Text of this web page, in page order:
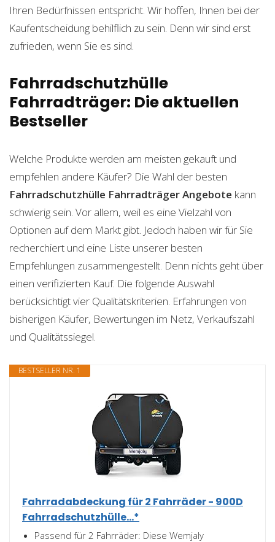
Ihren Bedürfnissen entspricht. Wir hoffen, Ihnen bei der
Kaufentscheidung behilflich zu sein. Denn wir sind erst
zufrieden, wenn Sie es sind.
Fahrradschutzhülle
Fahrradträger: Die aktuellen
Bestseller
Welche Produkte werden am meisten gekauft und
empfehlen andere Käufer? Die Wahl der besten
Fahrradschutzhülle FahrradträgerAngebote kann
schwierig sein. Vor allem, weil es eine Vielzahl von
Optionen auf dem Markt gibt. Jedoch haben wir für Sie
recherchiert und eine Liste unserer besten
Empfehlungen zusammengestellt. Denn nichts geht über
einen verifizierten Kauf. Die folgende Auswahl
berücksichtigt vier Qualitätskriterien. Erfahrungen von
bisherigen Käufer, Bewertungen im Netz, Verkaufszahl
und Qualitätssiegel.
BESTSELLER NR. 1
Fahrradabdeckung für 2 Fahrräder - 900D
Fahrradschutzhülle...*
Passend für 2 Fahrräder: Diese Wemjaly